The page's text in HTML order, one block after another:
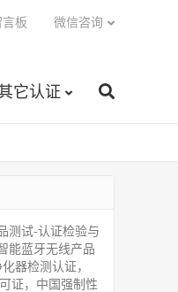
它认证
言板 微信咨询
测试­-认证检验与
能蓝牙无线产品
器检测认证，
证，中国强制性